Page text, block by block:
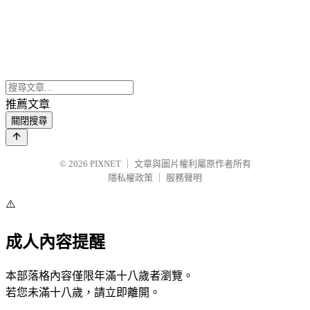
推薦文章
關閉搜尋
© 2026 PIXNET
文章與圖片權利屬原作者所有
隱私權政策
服務聲明
⚠️
成人內容提醒
本部落格內容僅限年滿十八歲者瀏覽。
若您未滿十八歲，請立即離開。